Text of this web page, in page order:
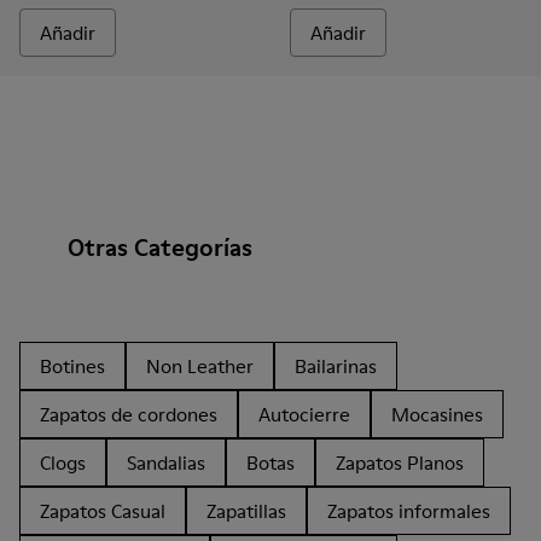
Añadir Añadir
Otras Categorías
Botines Non Leather
Bailarinas
Zapatos de cordones
Autocierre
Mocasines
Clogs
Sandalias Botas
Zapatos Planos
Zapatos Casual
Zapatillas Zapatos informales